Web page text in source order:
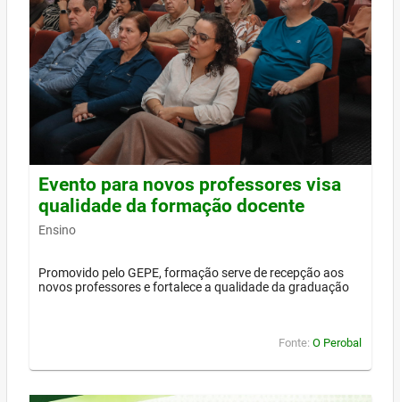
Evento para novos professores visa
qualidade da formação docente
Ensino
Promovido pelo GEPE, formação serve de recepção aos
novos professores e fortalece a qualidade da graduação
Fonte: O Perobal